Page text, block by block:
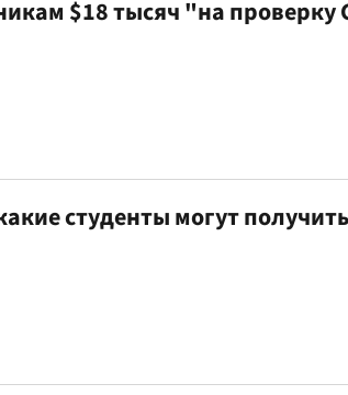
$18 тысяч "на проверку
студенты могут получить